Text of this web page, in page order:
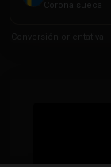
Corona sueca